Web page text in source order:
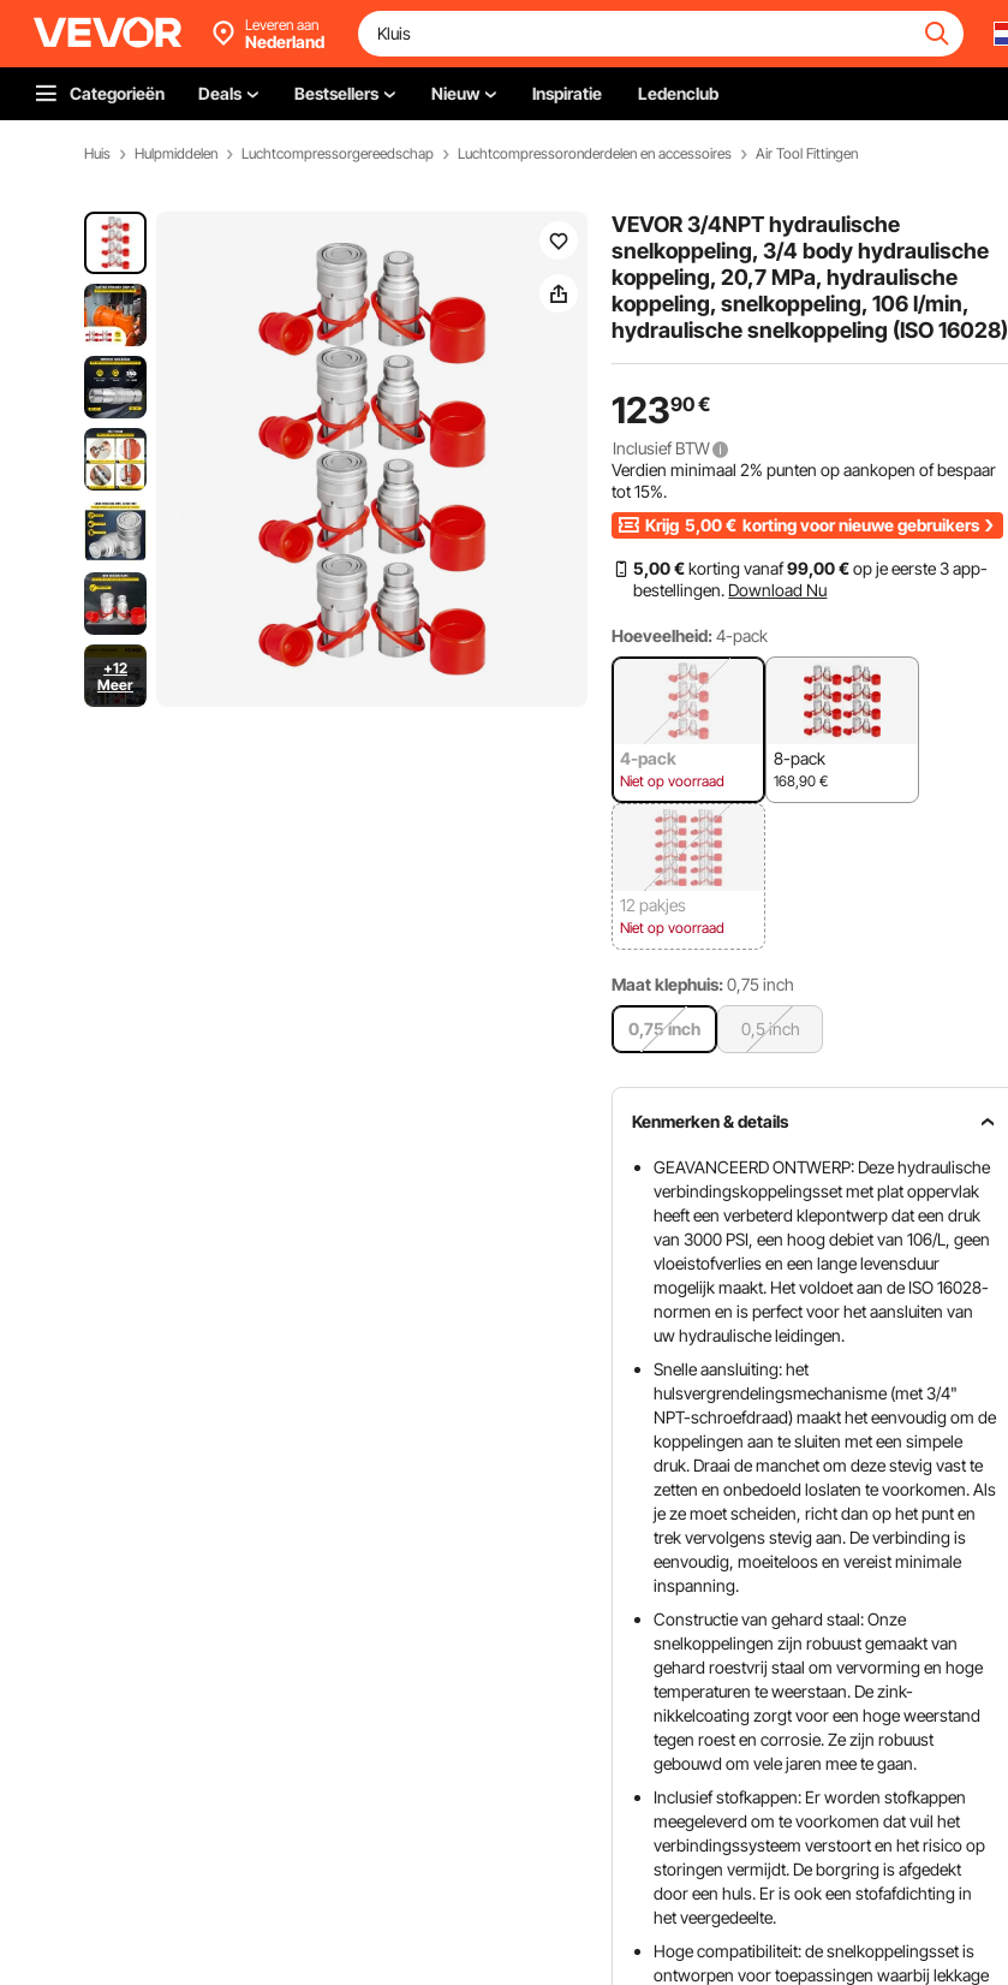
Leveren aan
Nederland
Categorieën Deals Bestsellers Nieuw Inspiratie Ledenclub
Huis Hulpmiddelen Luchtcompressorgereedschap Luchtcompressoronderdelen en accessoires Air Tool Fittingen
+12
Meer
VEVOR 3/4NPT hydraulische
snelkoppeling, 3/4 body hydraulische
koppeling, 20,7 MPa, hydraulische
koppeling, snelkoppeling, 106 l/min,
hydraulische snelkoppeling (ISO 16028)
12390€
Inclusief BTW
Verdien minimaal2% punten op aankopen of bespaar
tot15%.
Krijg 5,00 € korting voor nieuwe gebruikers
5,00 €korting vanaf99,00 €op je eerste 3 app-
bestellingen. Download Nu
Hoeveelheid: 4-pack
4-pack
Niet op voorraad
8-pack
168,90 €
12 pakjes
Niet op voorraad
Maat klephuis: 0,75 inch
0,75 inch 0,5 inch
Kenmerken & details
GEAVANCEERD ONTWERP: Deze hydraulische
verbindingskoppelingsset met plat oppervlak
heeft een verbeterd klepontwerp dat een druk
van 3000 PSI, een hoog debiet van 106/L, geen
vloeistofverlies en een lange levensduur
mogelijk maakt. Het voldoet aan de ISO 16028-
normen en is perfect voor het aansluiten van
uw hydraulische leidingen.
Snelle aansluiting: het
hulsvergrendelingsmechanisme (met 3/4"
NPT-schroefdraad) maakt het eenvoudig om de
koppelingen aan te sluiten met een simpele
druk. Draai de manchet om deze stevig vast te
zetten en onbedoeld loslaten te voorkomen. Als
je ze moet scheiden, richt dan op het punt en
trek vervolgens stevig aan. De verbinding is
eenvoudig, moeiteloos en vereist minimale
inspanning.
Constructie van gehard staal: Onze
snelkoppelingen zijn robuust gemaakt van
gehard roestvrij staal om vervorming en hoge
temperaturen te weerstaan. De zink-
nikkelcoating zorgt voor een hoge weerstand
tegen roest en corrosie. Ze zijn robuust
gebouwd om vele jaren mee te gaan.
Inclusief stofkappen: Er worden stofkappen
meegeleverd om te voorkomen dat vuil het
verbindingssysteem verstoort en het risico op
storingen vermijdt. De borgring is afgedekt
door een huls. Er is ook een stofafdichting in
het veergedeelte.
Hoge compatibiliteit: de snelkoppelingsset is
ontworpen voor toepassingen waarbij lekkage